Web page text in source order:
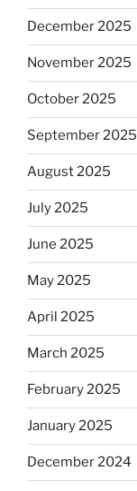
December 2025
November 2025
October 2025
September 2025
August 2025
July 2025
June 2025
May 2025
April 2025
March 2025
February 2025
January 2025
December 2024